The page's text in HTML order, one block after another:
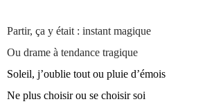
Partir, ça y était : instant magique
Ou drame à tendance tragique
Soleil, j’oublie tout ou pluie d’émois
Ne plus choisir ou se choisir soi